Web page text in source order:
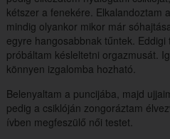
kétszer a fenekére. Elkalandoztam
mindig olyankor mikor már
egyre hangosabbnak tűntek.
próbáltam késleltetni orgazmusát.
könnyen izgalomba hozható.
Belenyaltam a puncijába, majd
pedig a csiklóján zongoráztam
ívben megfeszülő női testet.